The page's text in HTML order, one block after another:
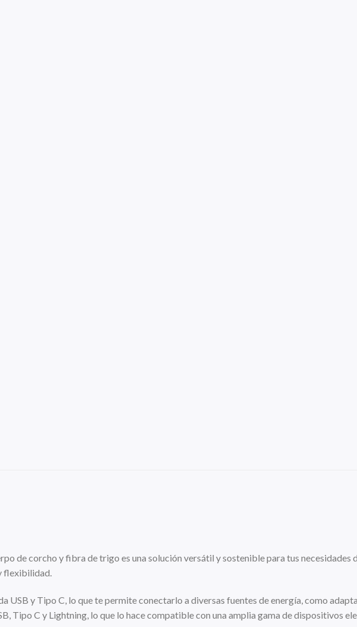
de corcho y fibra de trigo es una solución versátil y sostenible para tus necesidades
flexibilidad.
USB y Tipo C, lo que te permite conectarlo a diversas fuentes de energía, como
Tipo C y Lightning, lo que lo hace compatible con una amplia gama de dispositivos